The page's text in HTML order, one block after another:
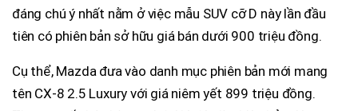
đáng chú ý nhất nằm ở việc mẫu SUV cỡ D này lần đầu
tiên có phiên bản sở hữu giá bán dưới 900 triệu đồng.
Cụ thể, Mazda đưa vào danh mục phiên bản mới mang
tên CX-8 2.5 Luxury với giá niêm yết 899 triệu đồng.